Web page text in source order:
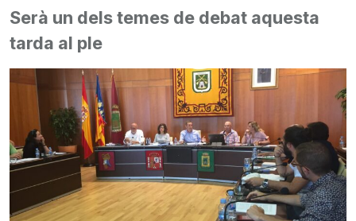
Serà un dels temes de debat aquesta
tarda al ple